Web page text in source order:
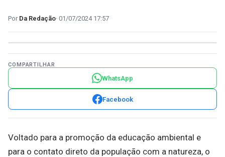
Da Redação 01/07/2024 17:57
COMPARTILHAR
WhatsApp
Facebook
Voltado para a promoção da educação ambiental e
para o contato direto da população com a natureza, o